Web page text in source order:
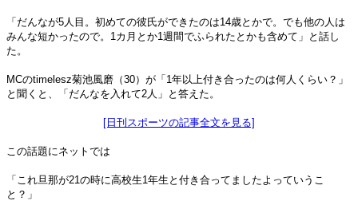
「だんなが5人目。初めての彼氏ができたのは14歳とかで。でも他の人は
みんな短かったので。1カ月とか1週間でふられたとかも含めて」と話し
た。
MCのtimelesz菊池風磨（30）が「1年以上付き合ったのは何人くらい？」
と聞くと、「だんなを入れて2人」と答えた。
[日刊スポーツの記事全文を見る]
この話題にネットでは
「これ旦那が21の時に高校生1年生と付き合ってましたよっていうこ
と？」